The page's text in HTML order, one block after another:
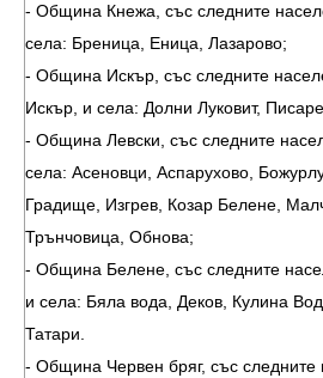
- Община Кнежа, със следните
села: Бреница, Еница, Лазарово;
- Община Искър, със следните
Искър, и села: Долни Луковит,
- Община Левски, със следните
села: Асеновци, Аспарухово,
Градище, Изгрев, Козар Белене,
Трънчовица, Обнова;
- Община Белене, със следните
и села: Бяла вода, Деков, Кулина
Татари.
- Община Червен бряг, със следните